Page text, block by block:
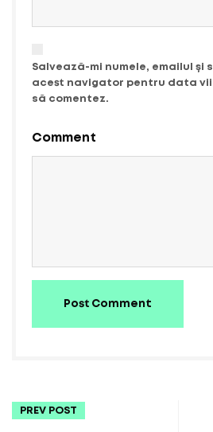
Salvează-mi numele, emailul și
acest navigator pentru data
să comentez.
Comment
Post Comment
PREV POST